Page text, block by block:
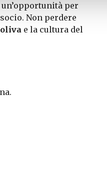
per
Non perdere
e la cultura del